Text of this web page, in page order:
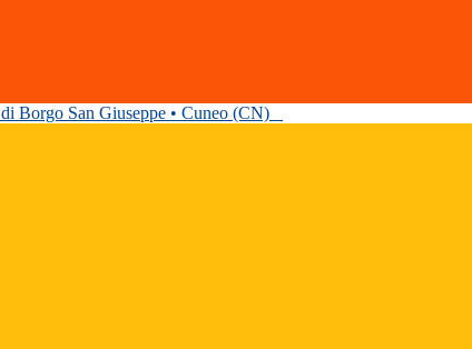
di Borgo San Giuseppe • Cuneo (CN)